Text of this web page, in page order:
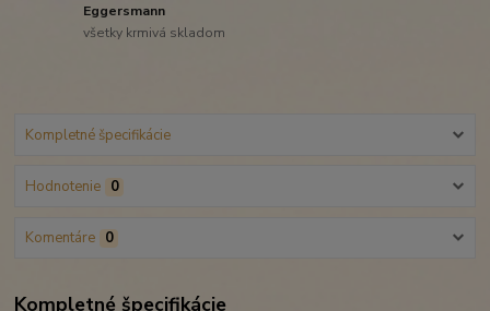
Eggersmann
všetky krmivá skladom
Kompletné špecifikácie
Hodnotenie 0
Komentáre 0
Kompletné špecifikácie